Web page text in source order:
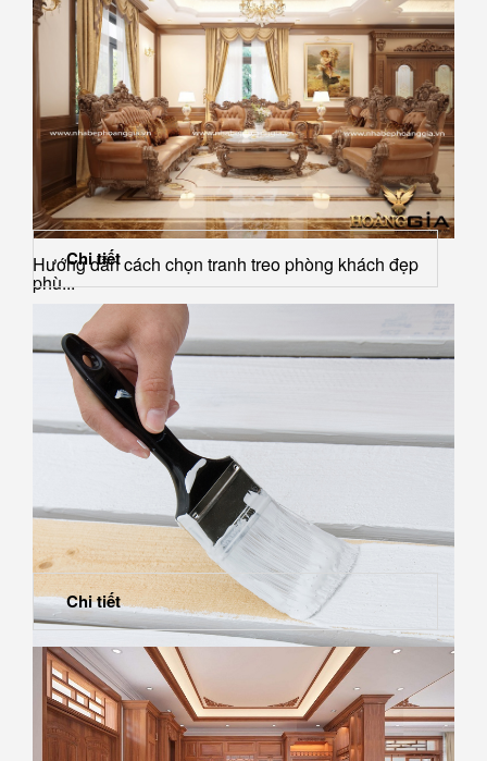
Hướng dẫn cách chọn tranh treo phòng khách đẹp
phù...
Chi tiết
Sơn Inchem là gì? – Tìm hiểu về sơn Inchem
Chi tiết